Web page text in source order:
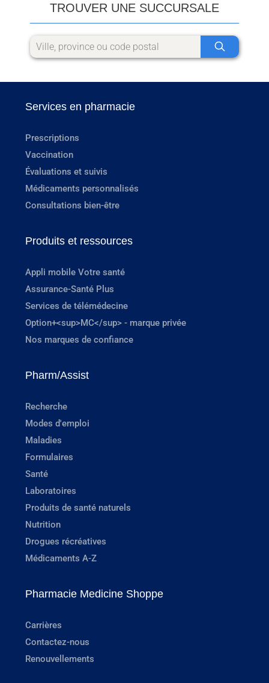
TROUVER UNE SUCCURSALE
Services en pharmacie
Prescriptions
Vaccination
Évaluations et suivis
Médicaments personnalisés
Consultations bien-être
Produits et ressources
Appli mobile Votre santé
Assurance-Santé Plus
Services de télémédecine
Option+<sup>MC</sup> - marque privée
Nos marques de confiance
Pharm/Assist
Recherche
Modes d'emploi
Maladies
Formulaires
Santé
Laboratoires
Produits de santé naturels
Nutrition
Drogues récréatives
Médicaments A-Z
Pharmacie Medicine Shoppe
Carrières
Contactez-nous
Renouvellements